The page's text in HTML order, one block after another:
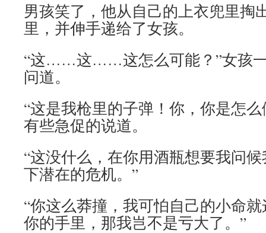
男孩笑了，他从自己的上衣兜里掏
里，并伸手递给了女孩。
“这……这……这怎么可能？”女孩
问道。
“这是我枪里的子弹！你，你是怎
有些急促的说道。
“这没什么，在你用酒瓶想要我问
下潜在的危机。”
“你这么莽撞，我可怕自己的小命
你的手里，那我岂不是亏大了。”